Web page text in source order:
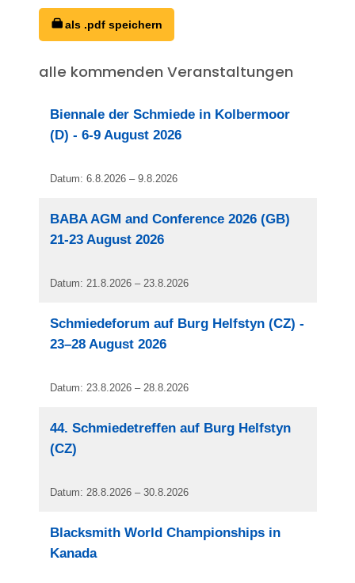
als .pdf speichern
alle kommenden Veranstaltungen
Biennale der Schmiede in Kolbermoor
(D) - 6-9 August 2026
Datum: 6.8.2026 – 9.8.2026
BABA AGM and Conference 2026 (GB)
21-23 August 2026
Datum: 21.8.2026 – 23.8.2026
Schmiedeforum auf Burg Helfstyn (CZ) -
23–28 August 2026
Datum: 23.8.2026 – 28.8.2026
44. Schmiedetreffen auf Burg Helfstyn
(CZ)
Datum: 28.8.2026 – 30.8.2026
Blacksmith World Championships in
Kanada